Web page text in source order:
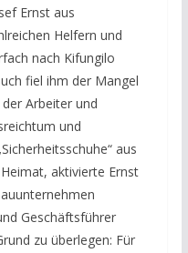
Ernst aus
Helfern und
nach Kifungilo
fiel ihm der Mangel
Arbeiter und
und
aus
aktivierte Ernst
Geschäftsführer
zu überlegen: Für